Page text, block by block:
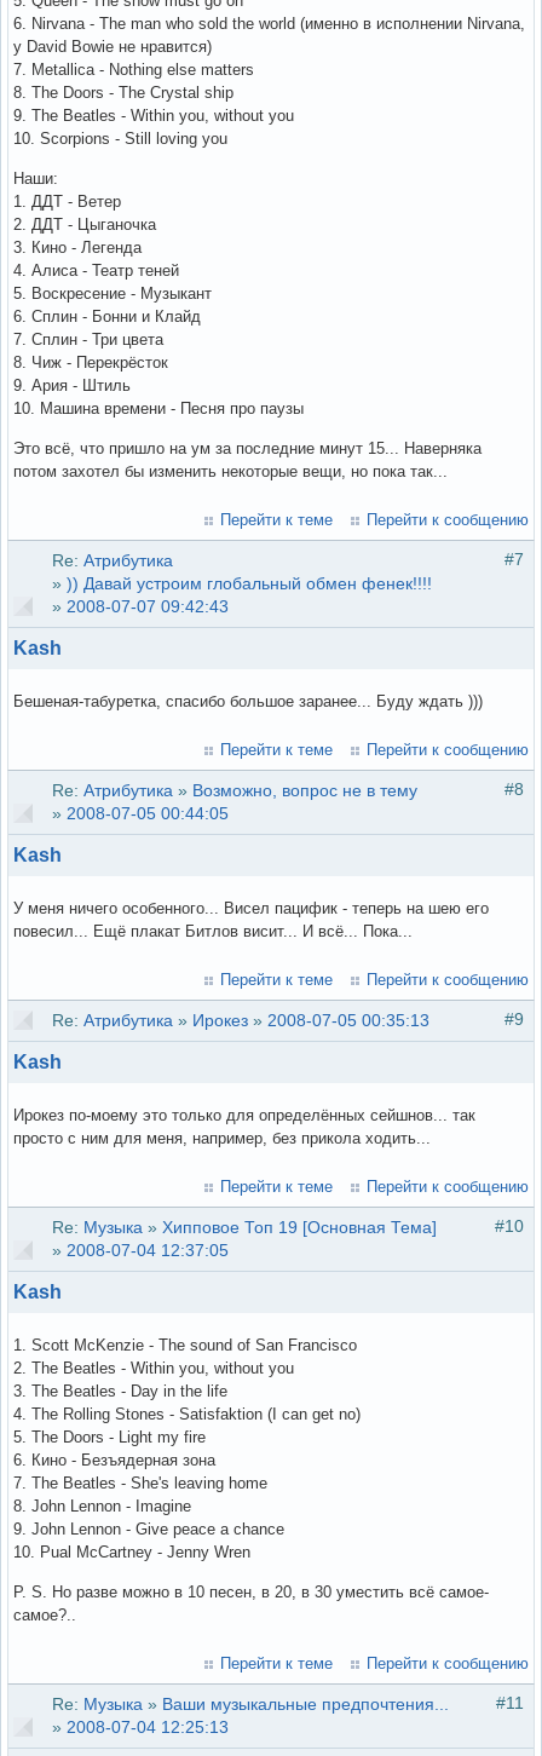
6. Nirvana - The man who sold the world (именно в исполнении Nirvana,
у David Bowie не нравится)
7. Metallica - Nothing else matters
8. The Doors - The Crystal ship
9. The Beatles - Within you, without you
10. Scorpions - Still loving you
Наши:
1. ДДТ - Ветер
2. ДДТ - Цыганочка
3. Кино - Легенда
4. Алиса - Театр теней
5. Воскресение - Музыкант
6. Сплин - Бонни и Клайд
7. Сплин - Три цвета
8. Чиж - Перекрёсток
9. Ария - Штиль
10. Машина времени - Песня про паузы
Это всё, что пришло на ум за последние минут 15... Наверняка
потом захотел бы изменить некоторые вещи, но пока так...
Перейти к теме Перейти к сообщению
#7
Re: Атрибутика
» )) Давай устроим глобальный обмен фенек!!!!
» 2008-07-07 09:42:43
Kash
Бешеная-табуретка, спасибо большое заранее... Буду ждать )))
Перейти к теме Перейти к сообщению
#8
Re: Атрибутика » Возможно, вопрос не в тему
» 2008-07-05 00:44:05
Kash
У меня ничего особенного... Висел пацифик - теперь на шею его
повесил... Ещё плакат Битлов висит... И всё... Пока...
Перейти к теме Перейти к сообщению
#9
Re: Атрибутика » Ирокез » 2008-07-05 00:35:13
Kash
Ирокез по-моему это только для определённых сейшнов... так
просто с ним для меня, например, без прикола ходить...
Перейти к теме Перейти к сообщению
#10
Re: Музыка » Хипповое Топ 19 [Основная Тема]
» 2008-07-04 12:37:05
Kash
1. Scott McKenzie - The sound of San Francisco
2. The Beatles - Within you, without you
3. The Beatles - Day in the life
4. The Rolling Stones - Satisfaktion (I can get no)
5. The Doors - Light my fire
6. Кино - Безъядерная зона
7. The Beatles - She's leaving home
8. John Lennon - Imagine
9. John Lennon - Give peace a chance
10. Pual McCartney - Jenny Wren
P. S. Но разве можно в 10 песен, в 20, в 30 уместить всё самое-
самое?..
Перейти к теме Перейти к сообщению
#11
Re: Музыка » Ваши музыкальные предпочтения...
» 2008-07-04 12:25:13